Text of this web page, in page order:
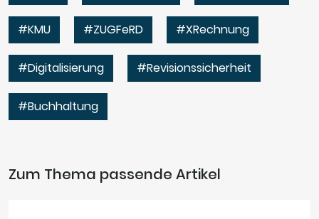
#KMU #ZUGFeRD #XRechnung
#Digitalisierung #Revisionssicherheit
#Buchhaltung
Zum Thema passende Artikel